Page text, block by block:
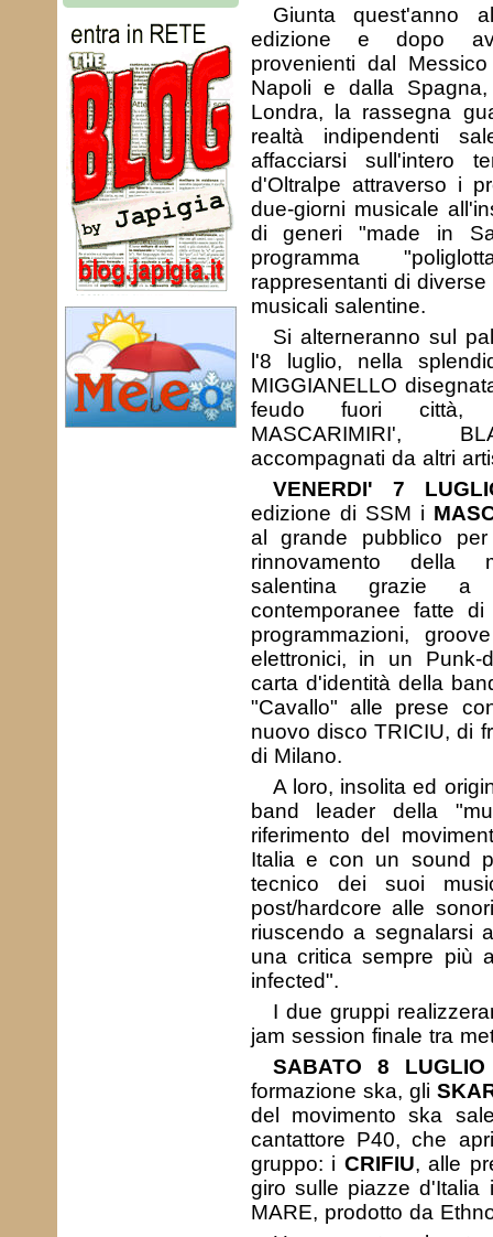
Giunta quest'anno
edizione e dopo
provenienti dal
Napoli e dalla
Londra, la rassegna
realtà indipendenti
affacciarsi sull'intero
d'Oltralpe attraverso i
due-giorni musicale
di generi "made in
programma
rappresentanti di
musicali salentine.
Si alterneranno sul
l'8 luglio, nella
MIGGIANELLO
feudo fuori città,
MASCARIMIRI',
accompagnati da altri
VENERDI' 7
edizione di SSM i
al grande pubblico
rinnovamento della
salentina grazie a
contemporanee fatte
programmazioni,
elettronici, in un Punk-
carta d'identità della
"Cavallo" alle prese
nuovo disco TRICIU, di
di Milano.
A loro, insolita ed
band leader della
riferimento del
Italia e con un sound
tecnico dei suoi
post/hardcore alle
riuscendo a segnalarsi
una critica sempre più
infected".
I due gruppi
jam session finale tra
SABATO 8 LUGLIO
formazione ska, gli
del movimento ska
cantattore P40, che
gruppo: i CRIFIU, alle
giro sulle piazze
MARE, prodotto da